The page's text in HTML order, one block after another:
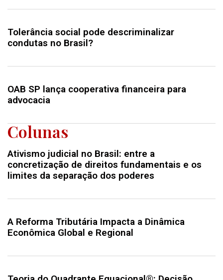
Tolerância social pode descriminalizar
condutas no Brasil?
OAB SP lança cooperativa financeira para
advocacia
Colunas
Ativismo judicial no Brasil: entre a
concretização de direitos fundamentais e os
limites da separação dos poderes
A Reforma Tributária Impacta a Dinâmica
Econômica Global e Regional